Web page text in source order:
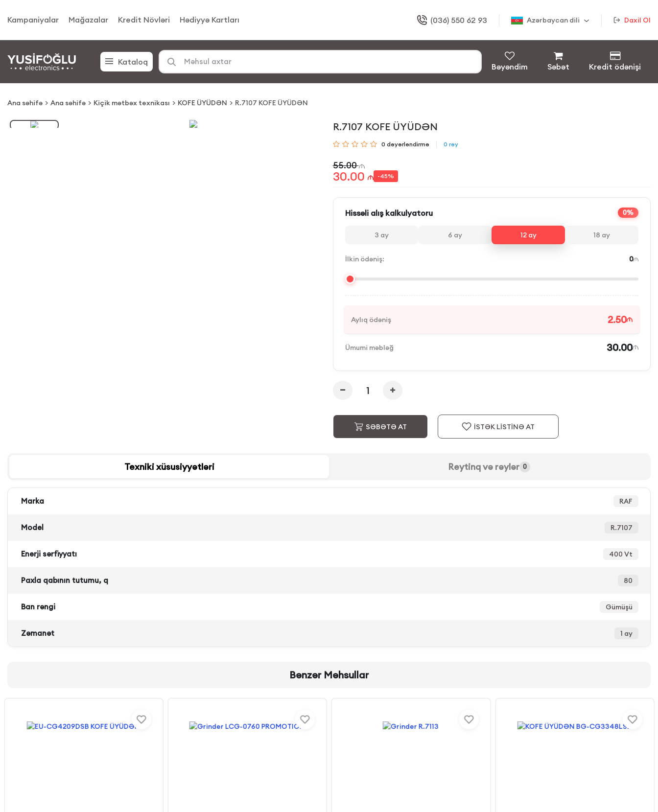
Kampaniyalar Mağazalar Kredit Növləri Hədiyyə Kartları (036) 550 62 93 Azərbaycan dili Daxil Ol
Kataloq Bəyəndim Səbət Kredit ödənişi
Ana səhifə Ana səhifə Kiçik mətbəx texnikası KOFE ÜYÜDƏN R.7107 KOFE ÜYÜDƏN
R.7107 KOFE ÜYÜDƏN
0 dəyərləndirmə 0 rəy
55.00
30.00 -45%
Hissəli alış kalkulyatoru 0%
3 ay 6 ay 12ay 18 ay
İlkin ödəniş: 0
Aylıq ödəniş 2.50
Ümumi məbləğ 30.00
SƏBƏTƏ AT İSTƏK LİSTİNƏ AT
Texniki xüsusiyyətləri Reytinq və rəylər 0
Marka RAF
Model R.7107
Enerji sərfiyyatı 400 Vt
Paxla qabının tutumu, q 80
Ban rəngi Gümüşü
Zəmanət 1 ay
Bənzər Məhsullar